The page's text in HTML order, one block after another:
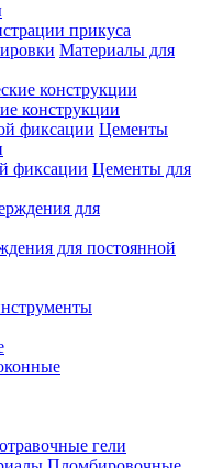
прикуса
Материалы для
конструкции
Цементы
Цементы для
для постоянной
гели